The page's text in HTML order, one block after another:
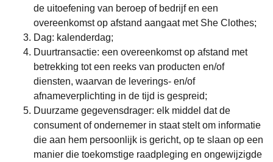
de uitoefening van beroep of bedrijf en een
overeenkomst op afstand aangaat met She Clothes;
Dag: kalenderdag;
Duurtransactie: een overeenkomst op afstand met
betrekking tot een reeks van producten en/of
diensten, waarvan de leverings- en/of
afnameverplichting in de tijd is gespreid;
Duurzame gegevensdrager: elk middel dat de
consument of ondernemer in staat stelt om informatie
die aan hem persoonlijk is gericht, op te slaan op een
manier die toekomstige raadpleging en ongewijzigde